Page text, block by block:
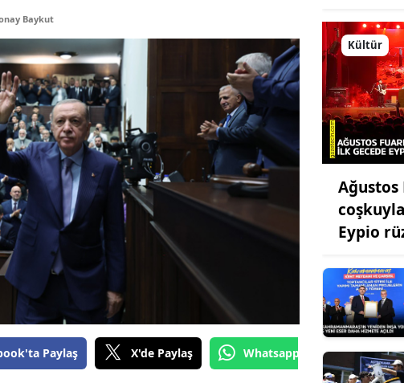
Bilecik
Bingöl
Bolu
Burdur
Bursa
Çanakkale
Denizli
Diyarbakır
Baykut
Paylaş X'de Paylaş Whatsapp'tan Gönder
Kültür
Ağustos
Eypio